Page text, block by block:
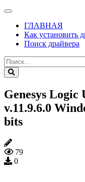
ГЛАВНАЯ
Как установить
Поиск драйвера
Genesys Logic
v.11.9.6.0
bits
79
0